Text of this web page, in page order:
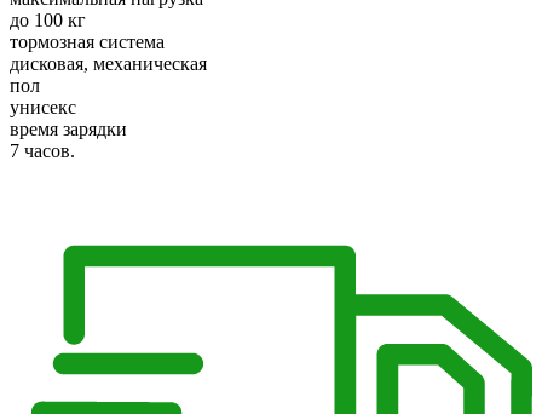
до 100 кг
тормозная система
дисковая, механическая
пол
унисекс
время зарядки
7 часов.